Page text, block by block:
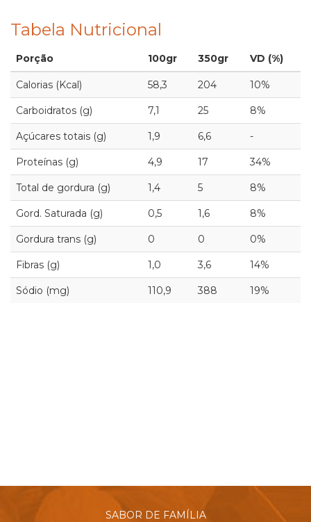
Tabela Nutricional
Porção 100gr 350gr VD (%)
Calorias (Kcal) 58,3 204 10%
Carboidratos (g) 7,1 25 8%
Açúcares totais (g) 1,9 6,6 -
Proteínas (g) 4,9 17 34%
Total de gordura (g) 1,4 5 8%
Gord. Saturada (g) 0,5 1,6 8%
Gordura trans (g) 0 0 0%
Fibras (g) 1,0 3,6 14%
Sódio (mg) 110,9 388 19%
SABOR DE FAMÍLIA